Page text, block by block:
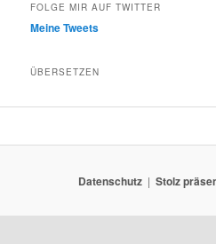
FOLGE MIR AUF TWITTER
Meine Tweets
ÜBERSETZEN
Datenschutz Stolz